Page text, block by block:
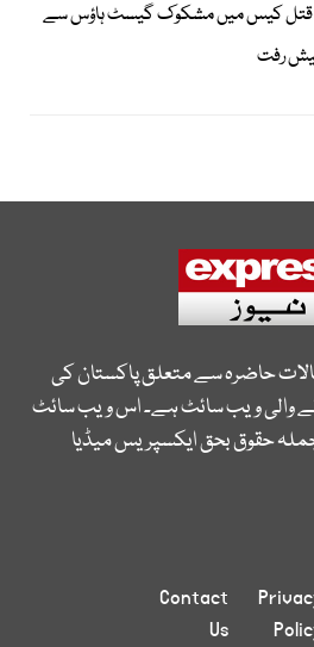
قتل کیس میں مشکوک گیسٹ ہاؤس سے
رفت
حاضرہ سے متعلق پاکستان کی
والی ویب سائٹ ہے۔ اس ویب سائٹ
حقوق بحق ایکسپریس میڈیا
Contact
Us